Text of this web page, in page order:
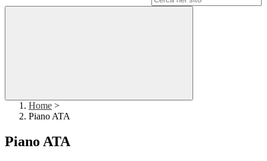
Home >
Piano ATA
Piano ATA